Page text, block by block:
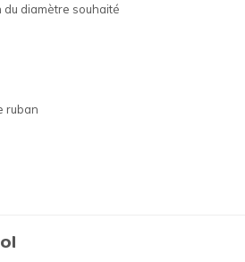
diamètre souhaité
ruban